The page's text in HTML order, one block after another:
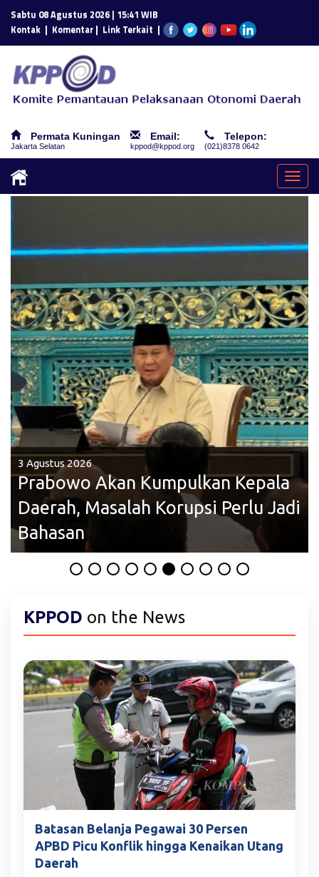
Sabtu 08 Agustus 2026 | 15:41 WIB
Kontak | Komentar | Link Terkait |
Permata Kuningan
Jakarta Selatan
Email:
kppod@kppod.org
Telepon:
(021)8378 0642
3 Agustus 2026
Prabowo Akan Kumpulkan Kepala
Daerah, Masalah Korupsi Perlu Jadi
Bahasan
KPPOD on the News
Batasan Belanja Pegawai 30 Persen
APBD Picu Konflik hingga Kenaikan Utang
Daerah